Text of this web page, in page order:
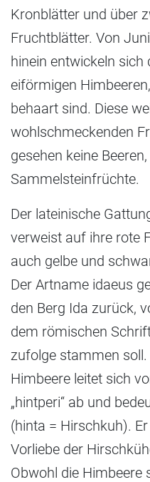
Kronblätter und über
Fruchtblätter. Von
hinein entwickeln sich
eiförmigen
behaart sind. Diese
wohlschmeckenden
gesehen keine
Sammelsteinfrüchte.
Der lateinische
verweist auf ihre rote
auch gelbe und
Der Artname idaeus
den Berg Ida zurück,
dem römischen
zufolge stammen
Himbeere leitet sich
„hintperi“ ab und
(hinta = Hirschkuh).
Vorliebe der
Obwohl die Himbeere